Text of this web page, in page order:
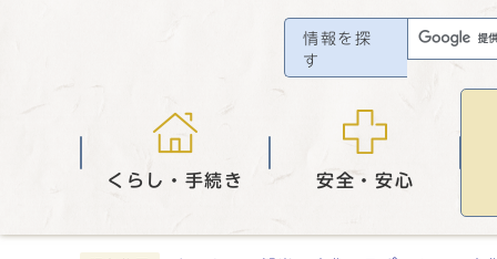
情報を探
す
くらし・手続き 安全・安心